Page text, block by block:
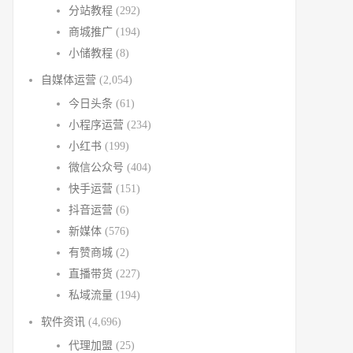
分站教程 (292)
商城推广 (194)
小储教程 (8)
自媒体运营 (2,054)
今日头条 (61)
小程序运营 (234)
小红书 (199)
微信公众号 (404)
快手运营 (151)
抖音运营 (6)
新媒体 (576)
有赞商城 (2)
直播带货 (227)
私域流量 (194)
软件资讯 (4,696)
代理加盟 (25)